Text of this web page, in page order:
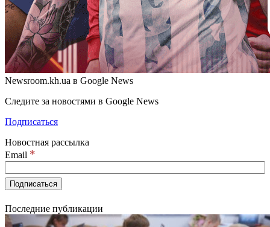
Newsroom.kh.ua в Google News
Следите за новостями в Google News
Подписаться
Новостная рассылка
Email *
Последние публикации